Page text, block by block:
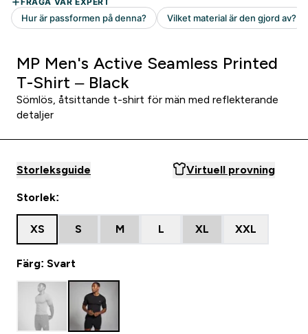
MP Men's Active Seamless Printed
T-Shirt – Black
Sömlös, åtsittande t-shirt för män med reflekterande
detaljer
Storleksguide Virtuell provning
Storlek:
XS S M L XL XXL
Färg: Svart